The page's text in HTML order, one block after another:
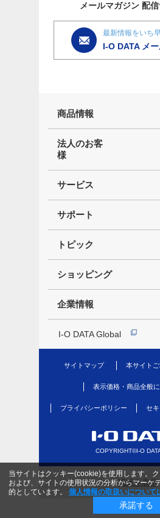
メールマガジン 配
最新情報をいち
I-O DATA メ
商品情報
法人のお客
様
サービス
サポート
トピック
ショッピング
企業情報
I-O DATA Global
サイトマップ 本サイト
表示価格・商品全般
プライバシーポリシー セ
COPYRIGHT©I-O
当サイトはクッキー(cookie)を使用します。
および、サイトの使用状況の分析からマーケ
的としています。
個人情報の取扱いについて
承諾する
PC版を表示